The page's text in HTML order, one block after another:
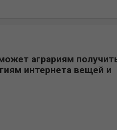
аграриям
интернета вещей и